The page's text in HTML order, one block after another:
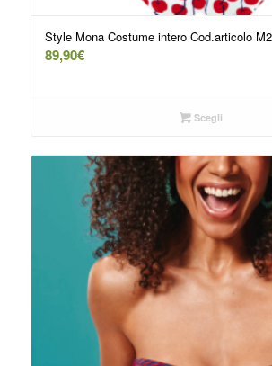
Style Mona Costume intero Cod.articolo
89,90€
Scegli